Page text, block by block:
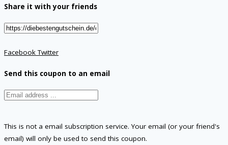
Share it with your friends
FacebookTwitter
Send this coupon to an email
This is not a email subscription service. Your email (or your friend's
email) will only be used to send this coupon.